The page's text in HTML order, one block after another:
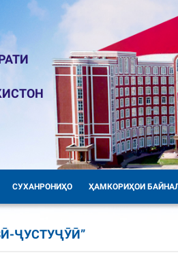
СУХАНРОНИҲО ҲАМКОРИҲОИ
ҶУСТУҶӮӢ”